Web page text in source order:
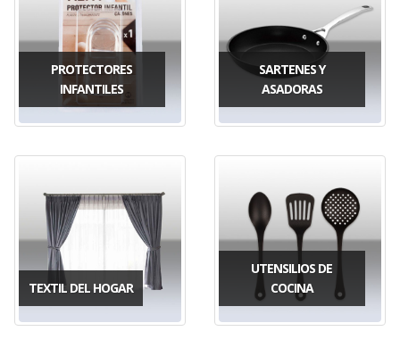
PROTECTORES
INFANTILES
SARTENES Y
ASADORAS
TEXTIL DEL HOGAR
UTENSILIOS DE
COCINA